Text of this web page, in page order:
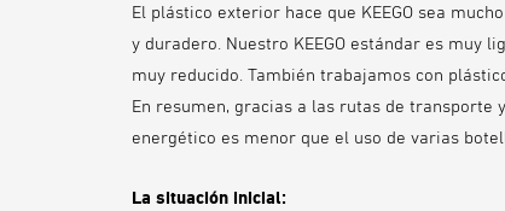
El plástico exterior hace que KEEGO sea
y duradero. Nuestro KEEGO estándar es muy
muy reducido. También trabajamos con
En resumen, gracias a las rutas de transporte
energético es menor que el uso de varias
La situación inicial: